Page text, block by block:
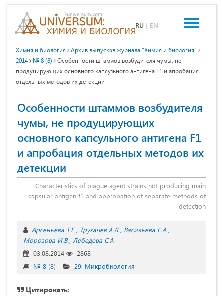
RU | EN
Химия и биология
Архив выпусков журнала "Химия и биология"
2014
№ 8 (8)
Особенности штаммов возбудителя чумы, не
продуцирующих основного капсульного антигена F1 и апробация
отдельных методов их детекции
Особенности штаммов возбудителя
чумы, не продуцирующих
основного капсульного антигена F1
и апробация отдельных методов их
детекции
Characteristics of plague agent strains not producing main
capsular antigen f1 and approbation of separate methods of
detection
Арсеньева Т.Е. Трухачёв А.Л. Васильева Е.А.
Морозова И.В.
Лебедева С.А.
03.08.2014
2868
№ 8 (8)
29. Микробиология
Цитировать: